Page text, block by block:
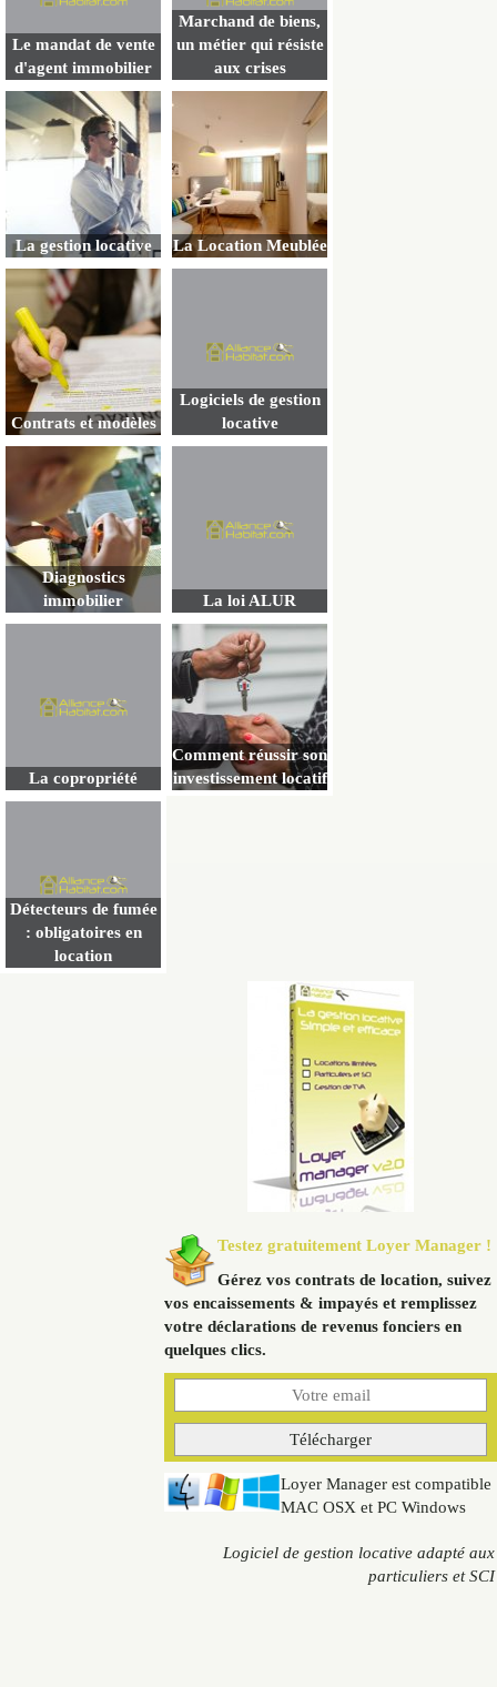
Le mandat de vente
d'agent immobilier
Marchand de biens,
un métier qui résiste
aux crises
La gestion locative La Location Meublée
Contrats et modèles
Logiciels de gestion
locative
Diagnostics
immobilier
La loi ALUR
La copropriété
Comment réussir son
investissement locatif
Détecteurs de fumée
: obligatoires en
location
Testez gratuitement Loyer Manager !
Gérez vos contrats de location, suivez
vos encaissements & impayés et remplissez
votre déclarations de revenus fonciers en
quelques clics.
Loyer Manager est compatible
MAC OSX et PC Windows
Logiciel de gestion locative adapté aux
particuliers et SCI